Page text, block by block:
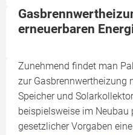
erneuerbaren
Zunehmend findet man
zur Gasbrennwertheizung
Speicher und
beispielsweise im
gesetzlicher Vorgaben eine